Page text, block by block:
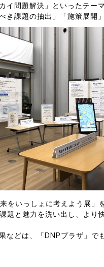
イ問題解決」といったテー
き課題の抽出」「施策展開
をいっしょに考えよう展」
題と魅力を洗い出し、より
などは、「DNPプラザ」で